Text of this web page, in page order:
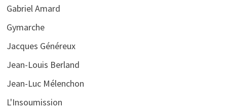
Gabriel Amard
Gymarche
Jacques Généreux
Jean-Louis Berland
Jean-Luc Mélenchon
L'Insoumission